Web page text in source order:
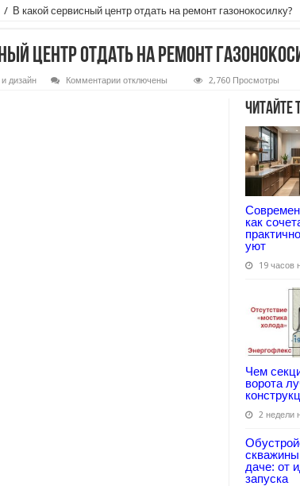
/ В какой сервисный центр отдать на ремонт газонокосилку?
центр отдать на ремонт
дизайн Комментариикотключены 2,760 Просмотры
Читайте
как
уют
19 часов
Чем
ворота
2 недели
даче: от
запуска